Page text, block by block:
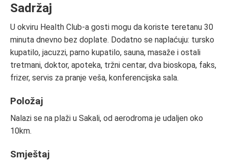
Sadržaj
U okviru Health Club-a gosti mogu da koriste teretanu 30
minuta dnevno bez doplate. Dodatno se naplaćuju: tursko
kupatilo, jacuzzi, parno kupatilo, sauna, masaže i ostali
tretmani, doktor, apoteka, tržni centar, dva bioskopa, faks,
frizer, servis za pranje veša, konferencijska sala.
Položaj
Nalazi se na plaži u Sakali, od aerodroma je udaljen oko
10km.
Smještaj